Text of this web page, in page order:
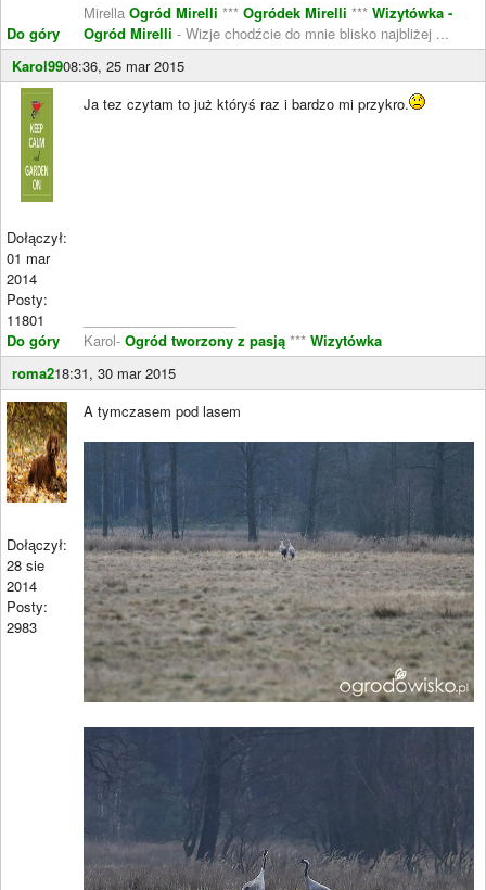
Do góry
Mirella Ogród Mirelli *** Ogródek Mirelli *** Wizytówka -
Ogród Mirelli - Wizje chodźcie do mnie blisko najbliżej ...
Karol9908:36, 25 mar 2015
Dołączył:
01 mar
2014
Posty:
11801
Do góry
Ja tez czytam to już któryś raz i bardzo mi przykro.
Karol- Ogród tworzony z pasją *** Wizytówka
roma218:31, 30 mar 2015
Dołączył:
28 sie
2014
Posty:
2983
A tymczasem pod lasem